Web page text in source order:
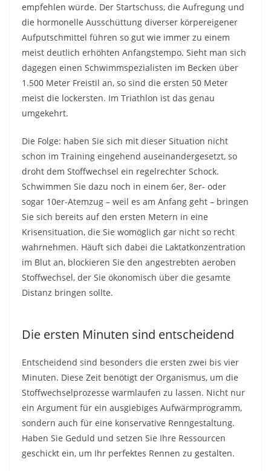
empfehlen würde. Der Startschuss, die Aufregung und
die hormonelle Ausschüttung diverser körpereigener
Aufputschmittel führen so gut wie immer zu einem
meist deutlich erhöhten Anfangstempo. Sieht man sich
dagegen einen Schwimmspezialisten im Becken über
1.500 Meter Freistil an, so sind die ersten 50 Meter
meist die lockersten. Im Triathlon ist das genau
umgekehrt.
Die Folge: haben Sie sich mit dieser Situation nicht
schon im Training eingehend auseinandergesetzt, so
droht dem Stoffwechsel ein regelrechter Schock.
Schwimmen Sie dazu noch in einem 6er, 8er- oder
sogar 10er-Atemzug – weil es am Anfang geht – bringen
Sie sich bereits auf den ersten Metern in eine
Krisensituation, die Sie womöglich gar nicht so recht
wahrnehmen. Häuft sich dabei die Laktatkonzentration
im Blut an, blockieren Sie den angestrebten aeroben
Stoffwechsel, der Sie ökonomisch über die gesamte
Distanz bringen sollte.
Die ersten Minuten sind entscheidend
Entscheidend sind besonders die ersten zwei bis vier
Minuten. Diese Zeit benötigt der Organismus, um die
Stoffwechselprozesse warmlaufen zu lassen. Nicht nur
ein Argument für ein ausgiebiges Aufwärmprogramm,
sondern auch für eine konservative Renngestaltung.
Haben Sie Geduld und setzen Sie Ihre Ressourcen
geschickt ein, um Ihr perfektes Rennen zu gestalten.